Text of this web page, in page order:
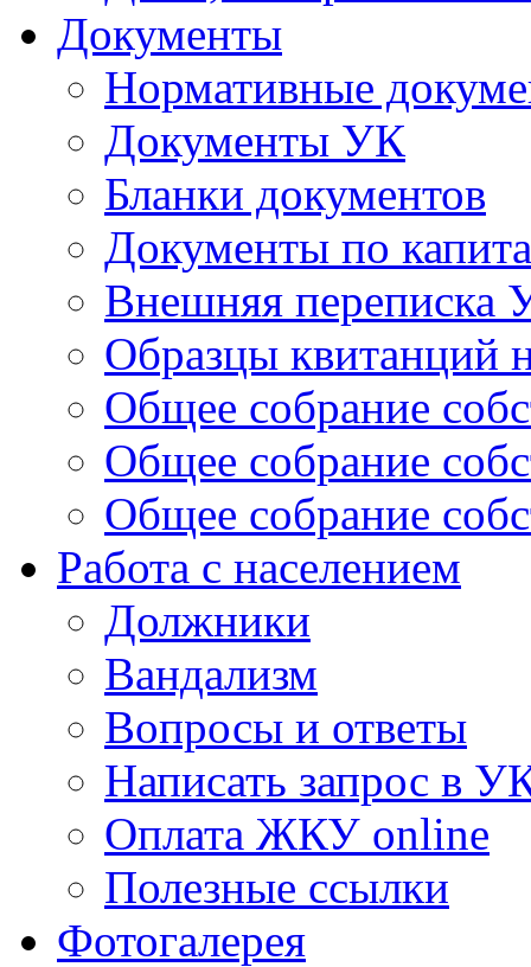
Документы
Нормативные
Документы УК
Бланки документов
Документы по
Внешняя переписка
Образцы квитанций
Общее собрание
Общее собрание
Общее собрание
Работа с населением
Должники
Вандализм
Вопросы и ответы
Написать запрос в
Оплата ЖКУ online
Полезные ссылки
Фотогалерея